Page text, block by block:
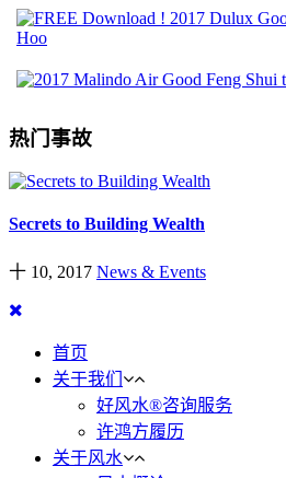
热门事故
Secrets to Building Wealth
十 10, 2017 News & Events
首页
关于我们
好风水®咨询服务
许鸿方履历
关于风水